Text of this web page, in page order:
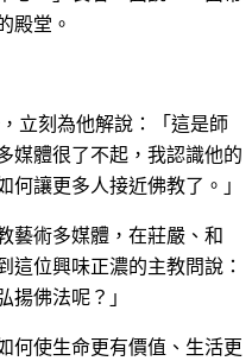
殿堂。
立刻為他解說：「這是師
媒體很了不起，我認識他的
何讓更多人接近佛教了。」
藝術多媒體，在莊嚴、和
這位興味正濃的主教問說：
揚佛法呢？」
何使生命更有價值、生活更